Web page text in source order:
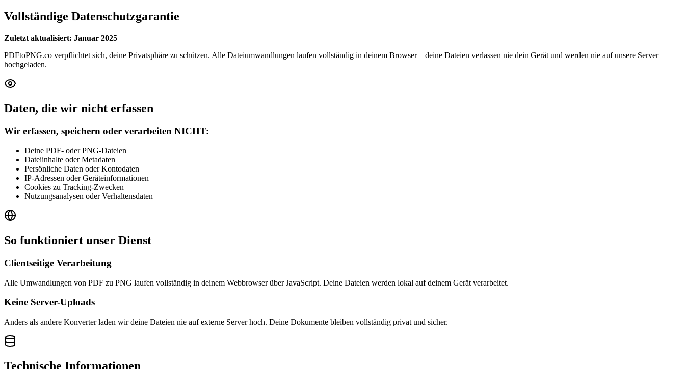
Vollständige Datenschutzgarantie
Zuletzt aktualisiert: Januar 2025
PDFtoPNG.co verpflichtet sich, deine Privatsphäre zu schützen. Alle Dateiumwandlungen laufen vollständig in deinem Browser – deine Dateien verlassen nie dein Gerät und werden nie auf unsere Server
hochgeladen.
Daten, die wir nicht erfassen
Wir erfassen, speichern oder verarbeiten NICHT:
Deine PDF- oder PNG-Dateien
Dateiinhalte oder Metadaten
Persönliche Daten oder Kontodaten
IP-Adressen oder Geräteinformationen
Cookies zu Tracking-Zwecken
Nutzungsanalysen oder Verhaltensdaten
So funktioniert unser Dienst
Clientseitige Verarbeitung
Alle Umwandlungen von PDF zu PNG laufen vollständig in deinem Webbrowser über JavaScript. Deine Dateien werden lokal auf deinem Gerät verarbeitet.
Keine Server-Uploads
Anders als andere Konverter laden wir deine Dateien nie auf externe Server hoch. Deine Dokumente bleiben vollständig privat und sicher.
Technische Informationen